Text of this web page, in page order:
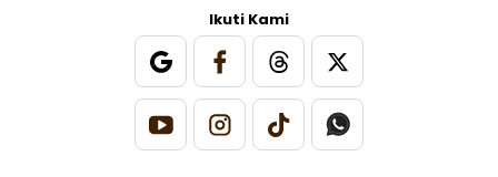
Ikuti Kami